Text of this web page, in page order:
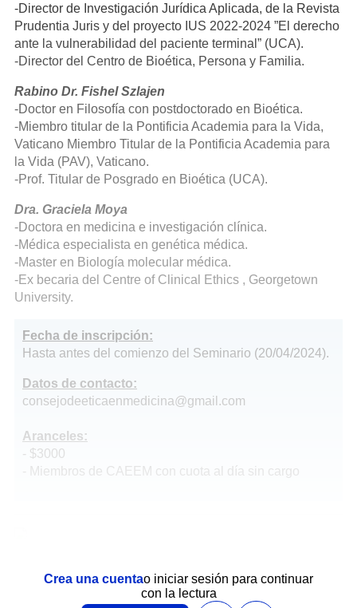
-Director de Investigación Jurídica Aplicada, de la Revista
Prudentia Juris y del proyecto IUS 2022-2024 ”El derecho
ante la vulnerabilidad del paciente terminal” (UCA).
-Director del Centro de Bioética, Persona y Familia.
Rabino Dr. Fishel Szlajen
-Doctor en Filosofía con postdoctorado en Bioética.
-Miembro titular de la Pontificia Academia para la Vida,
Vaticano Miembro Titular de la Pontificia Academia para
la Vida (PAV), Vaticano.
-Prof. Titular de Posgrado en Bioética (UCA).
Dra. Graciela Moya
-Doctora en medicina e investigación clínica.
-Médica especialista en genética médica.
-Master en Biología molecular médica.
-Ex becaria del Centre of Clinical Ethics , Georgetown
University.
Fecha de inscripción:
Hasta antes del comienzo del Seminario (20/04/2024).
Datos de contacto:
consejodeeticaenmedicina@gmail.com
Aranceles:
- $3000
- Miembros de CAEEM con cuota al día sin cargo
Crea una cuentao iniciar sesión para continuar
con la lectura